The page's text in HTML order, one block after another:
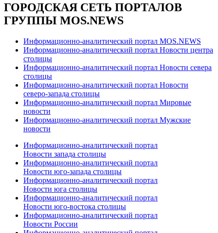
ГОРОДСКАЯ СЕТЬ ПОРТАЛОВ
ГРУППЫ MOS.NEWS
Информационно-аналитический портал MOS.NEWS
Информационно-аналитический портал Новости центра
столицы
Информационно-аналитический портал Новости севера
столицы
Информационно-аналитический портал Новости
северо-запада столицы
Информационно-аналитический портал Мировые
новости
Информационно-аналитический портал Мужские
новости
Информационно-аналитический портал
Новости запада столицы
Информационно-аналитический портал
Новости юго-запада столицы
Информационно-аналитический портал
Новости юга столицы
Информационно-аналитический портал
Новости юго-востока столицы
Информационно-аналитический портал
Новости России